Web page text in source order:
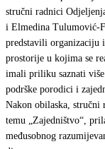
Osnovne
škole
“Hrasno”
u
posjeti
KJU
povodom
stručni radnici
i Elmedina Tulumović-
predstavili organizaciju
prostorije u kojima se
imali priliku saznati više
podrške porodici i
Nakon obilaska,
temu „Zajedništvo“,
međusobnog